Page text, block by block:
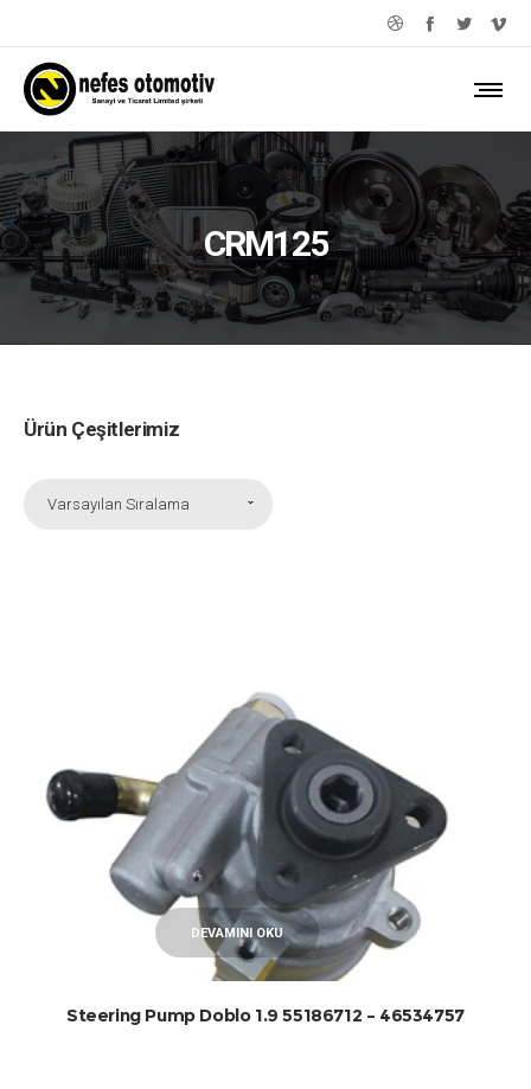
CRM125
Ürün Çeşitlerimiz
Varsayılan Sıralama
DEVAMINI OKU
Steering Pump Doblo 1.9 55186712 – 46534757